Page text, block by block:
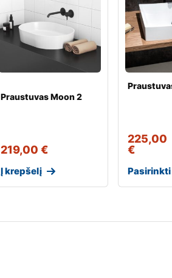
Praustuvas Moon 2
219,00 €
Į krepšelį
225,00
€